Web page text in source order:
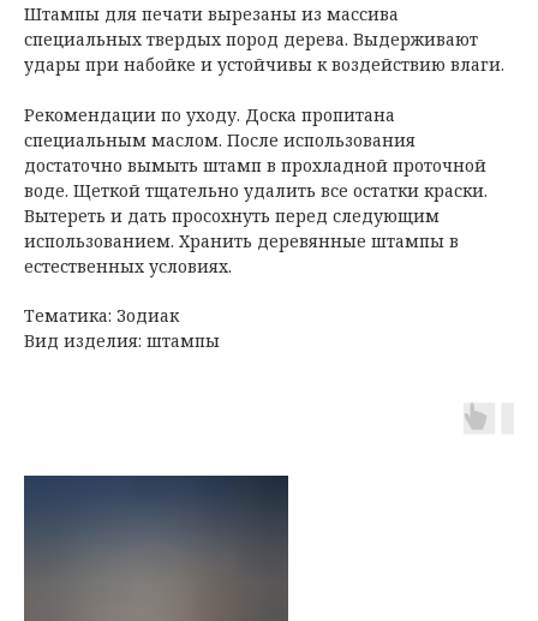
Штампы для печати вырезаны из массива
специальных твердых пород дерева. Выдерживают
удары при набойке и устойчивы к воздействию влаги.
Рекомендации по уходу. Доска пропитана
специальным маслом. После использования
достаточно вымыть штамп в прохладной проточной
воде. Щеткой тщательно удалить все остатки краски.
Вытереть и дать просохнуть перед следующим
использованием. Хранить деревянные штампы в
естественных условиях.
Тематика: Зодиак
Вид изделия: штампы